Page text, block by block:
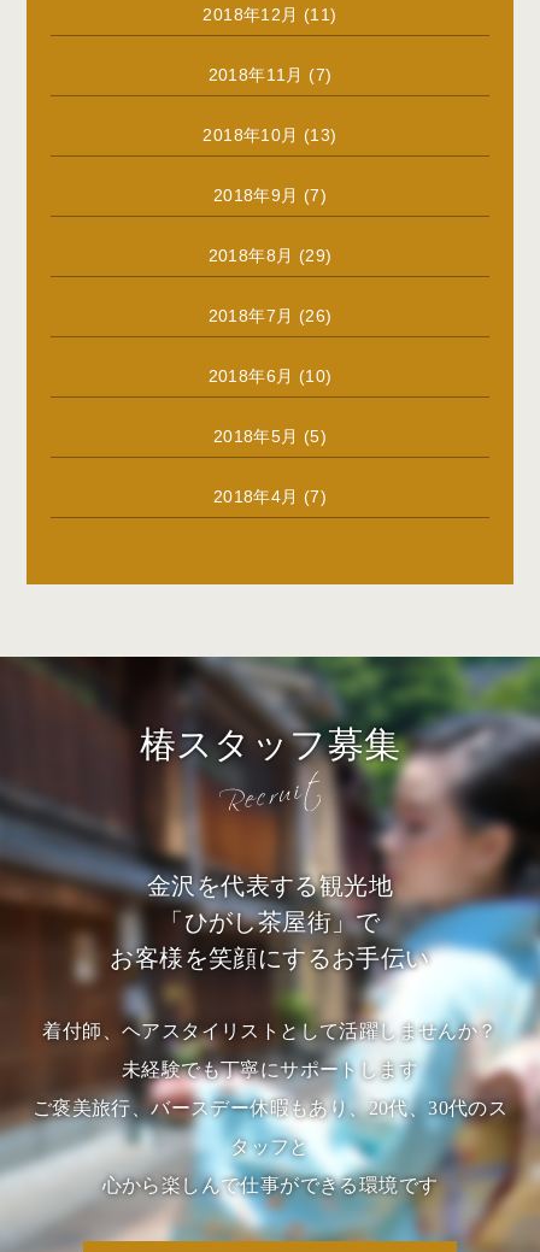
2018年12月 (11)
2018年11月 (7)
2018年10月 (13)
2018年9月 (7)
2018年8月 (29)
2018年7月 (26)
2018年6月 (10)
2018年5月 (5)
2018年4月 (7)
椿スタッフ募集
金沢を代表する観光地
「ひがし茶屋街」で
お客様を笑顔にするお手伝い
着付師、ヘアスタイリストとして活躍しませんか？
未経験でも丁寧にサポートします
ご褒美旅行、バースデー休暇もあり、20代、30代のス
タッフと
心から楽しんで仕事ができる環境です